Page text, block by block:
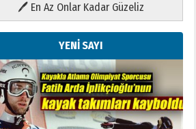
🖊 En Az Onlar Kadar Güzeliz
YENİ SAYI